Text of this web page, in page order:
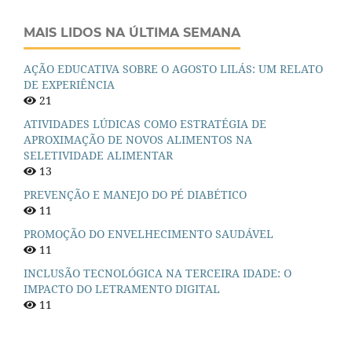
MAIS LIDOS NA ÚLTIMA SEMANA
AÇÃO EDUCATIVA SOBRE O AGOSTO LILÁS: UM RELATO
DE EXPERIÊNCIA
21
ATIVIDADES LÚDICAS COMO ESTRATÉGIA DE
APROXIMAÇÃO DE NOVOS ALIMENTOS NA
SELETIVIDADE ALIMENTAR
13
PREVENÇÃO E MANEJO DO PÉ DIABÉTICO
11
PROMOÇÃO DO ENVELHECIMENTO SAUDÁVEL
11
INCLUSÃO TECNOLÓGICA NA TERCEIRA IDADE: O
IMPACTO DO LETRAMENTO DIGITAL
11